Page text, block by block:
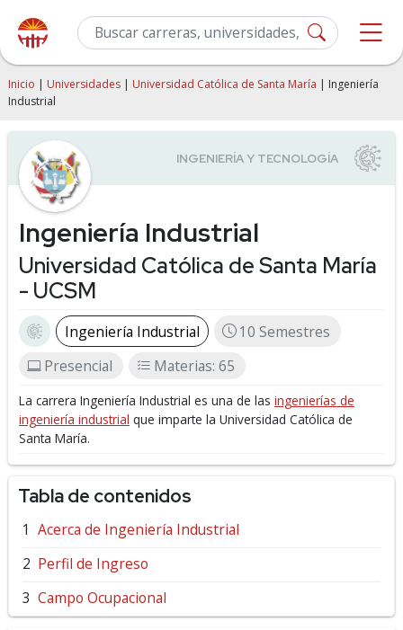
Inicio | Universidades | Universidad Católica de Santa María | Ingeniería
Industrial
Ingeniería Industrial
Universidad Católica de Santa María
- UCSM
Ingeniería Industrial
10 Semestres
Presencial
Materias: 65
La carrera Ingeniería Industrial es una de las ingenierías de
ingeniería industrial que imparte la Universidad Católica de
Santa María.
Tabla de contenidos
Acerca de Ingeniería Industrial
Perfil de Ingreso
Campo Ocupacional